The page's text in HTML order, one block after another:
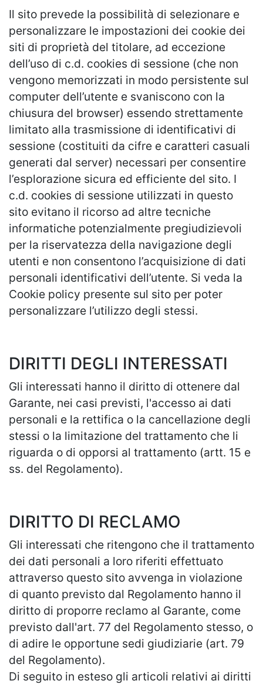
Il sito prevede la possibilità di selezionare e
personalizzare le impostazioni dei cookie dei
siti di proprietà del titolare, ad eccezione
dell’uso di c.d. cookies di sessione (che non
vengono memorizzati in modo persistente sul
computer dell’utente e svaniscono con la
chiusura del browser) essendo strettamente
limitato alla trasmissione di identificativi di
sessione (costituiti da cifre e caratteri casuali
generati dal server) necessari per consentire
l’esplorazione sicura ed efficiente del sito. I
c.d. cookies di sessione utilizzati in questo
sito evitano il ricorso ad altre tecniche
informatiche potenzialmente pregiudizievoli
per la riservatezza della navigazione degli
utenti e non consentono l’acquisizione di dati
personali identificativi dell’utente. Si veda la
Cookie policy presente sul sito per poter
personalizzare l’utilizzo degli stessi.
DIRITTI DEGLI INTERESSATI
Gli interessati hanno il diritto di ottenere dal
Garante, nei casi previsti, l'accesso ai dati
personali e la rettifica o la cancellazione degli
stessi o la limitazione del trattamento che li
riguarda o di opporsi al trattamento (artt. 15 e
ss. del Regolamento).
DIRITTO DI RECLAMO
Gli interessati che ritengono che il trattamento
dei dati personali a loro riferiti effettuato
attraverso questo sito avvenga in violazione
di quanto previsto dal Regolamento hanno il
diritto di proporre reclamo al Garante, come
previsto dall'art. 77 del Regolamento stesso, o
di adire le opportune sedi giudiziarie (art. 79
del Regolamento).
Di seguito in esteso gli articoli relativi ai diritti